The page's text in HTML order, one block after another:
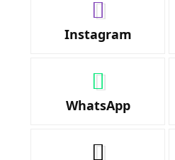
Instagram
WhatsApp